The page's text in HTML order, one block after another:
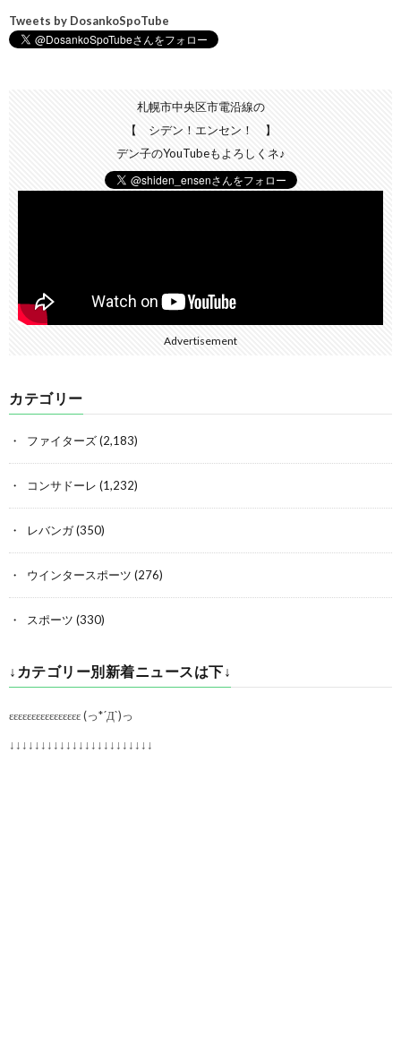
Tweets by DosankoSpoTube
札幌市中央区市電沿線の
【 シデン！エンセン！ 】
デン子のYouTubeもよろしくネ♪
Advertisement
カテゴリー
ファイターズ(2,183)
コンサドーレ (1,232)
レバンガ(350)
ウインタースポーツ (276)
スポーツ (330)
↓カテゴリー別新着ニュースは下↓
εεεεεεεεεεεεεεεε (っ*´Д`)っ
↓↓↓↓↓↓↓↓↓↓↓↓↓↓↓↓↓↓↓↓↓↓↓